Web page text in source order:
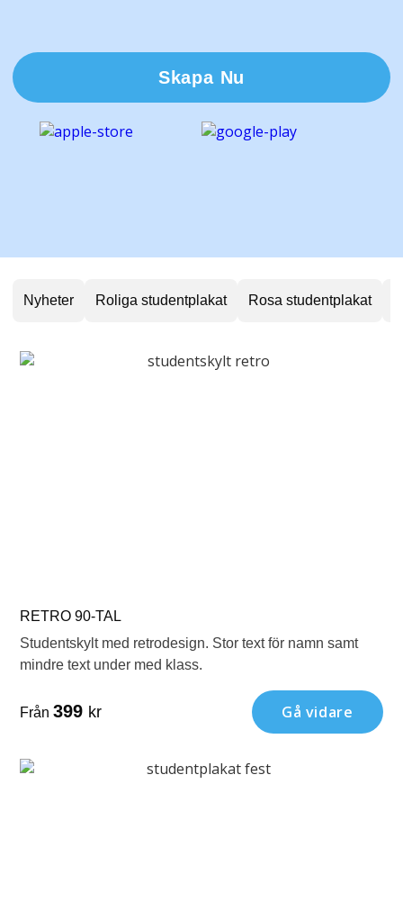
Skapa Nu
Nyheter Roliga studentplakat Rosa studentplakat
RETRO 90-TAL
Studentskylt med retrodesign. Stor text för namn samt
mindre text under med klass.
Från 399 kr Gå vidare